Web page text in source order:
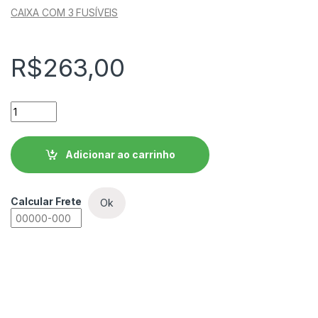
CAIXA COM 3 FUSÍVEIS
R$263,00
Fusível Retardado - Contato Faca FNH1-200U WEG
Adicionar ao carrinho
Calcular Frete Ok